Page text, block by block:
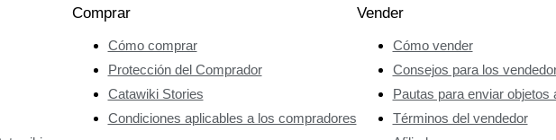
Comprar
Cómo comprar
Protección del Comprador
Catawiki Stories
Condiciones aplicables a los compradores
Vender
Cómo vender
Consejos para los
Pautas para enviar objetos
Términos del vendedor